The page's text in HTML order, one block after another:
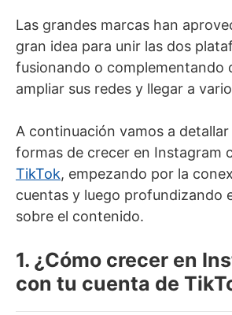
Las grandes marcas han
gran idea para unir las dos
fusionando o complementando
ampliar sus redes y llegar a
A continuación vamos a
formas de crecer en Instagram
TikTok, empezando por la
cuentas y luego profundizando
sobre el contenido.
1. ¿Cómo crecer en
con tu cuenta de